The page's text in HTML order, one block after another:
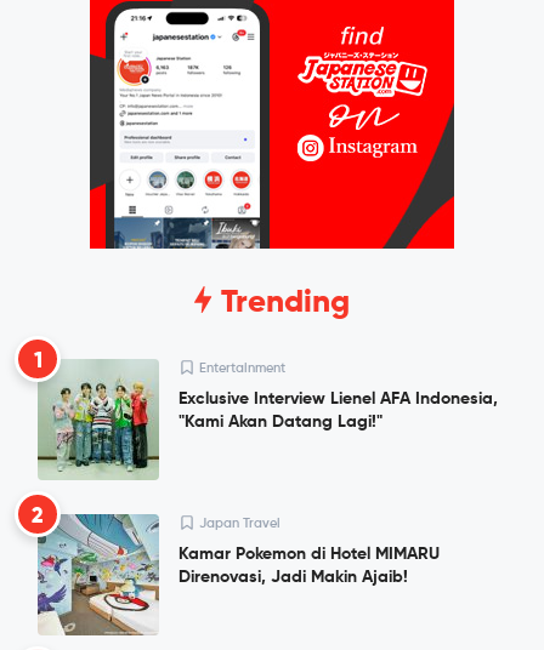
Trending
1 Entertainment
Exclusive Interview Lienel AFA Indonesia,
"Kami Akan Datang Lagi!"
2 Japan Travel
Kamar Pokemon di Hotel MIMARU
Direnovasi, Jadi Makin Ajaib!